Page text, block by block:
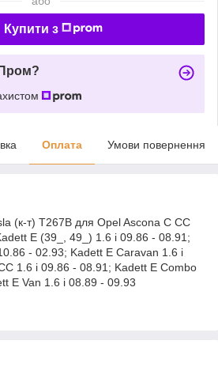
Купити з
Оплата Умови повернення
(к-т) T267B для Opel Ascona C CC
E (39_, 49_) 1.6 i 09.86 - 08.91;
- 02.93; Kadett E Caravan 1.6 i
1.6 i 09.86 - 08.91; Kadett E Combo
E Van 1.6 i 08.89 - 09.93